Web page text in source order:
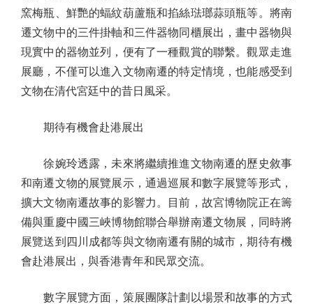
窯梅瓶、鮮艷的蝠紋葫蘆瓶和掐絲琺瑯蒜頭瓶等。將南
遷文物中的三件掛軸和三件器物同櫃展出，畫中器物與
現實中的器物並列，便有了一種觀賞的聯繫。觀眾走進
展廳，不僅可以進入文物南遷的特定情境，也能感受到
文物在清代宮廷中的昔日風采。
期待有機會赴港展出
徐婉玲透露，未來將繼續推進文物南遷的歷史敘事
和南遷文物的展覽展示，通過巡展和數字展覽等形式，
擴大文物南遷故事的影響力。目前，故宮博物院正在籌
備與重慶中國三峽博物館聯合舉辦南遷文物展，同時將
展覽送到四川成都等與文物南遷有關的城市，期待有機
會赴港展出，與香港青年和民眾交流。
數字展覽方面，策展團隊計劃以場景和故事的方式